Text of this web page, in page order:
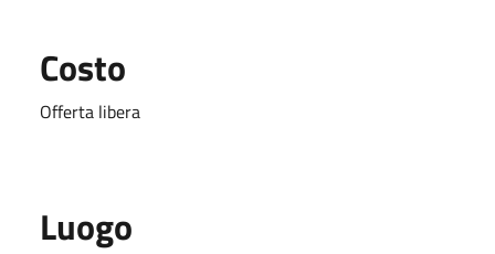
Costo
Offerta libera
Luogo